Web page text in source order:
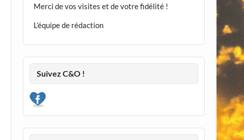
Merci de vos visites et de votre fidélité !
L’équipe de rédaction
Suivez C&O !